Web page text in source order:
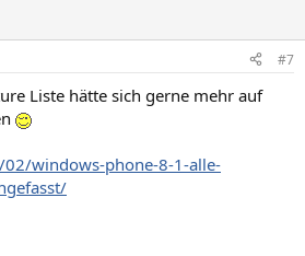
#7
Liste hätte sich gerne mehr auf
windows-phone-8-1-alle-